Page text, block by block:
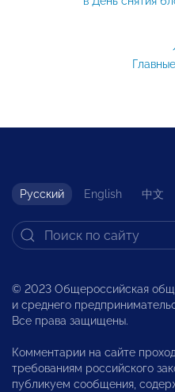
Русский English 中文
© 2023 Общероссийская
и среднего
Все права защищены.
Комментарии на сайте
требованиям российского
публикуем сообщения,